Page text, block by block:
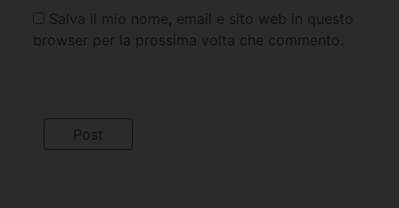
Salva il mio nome, email e sito web in questo
browser per la prossima volta che commento.